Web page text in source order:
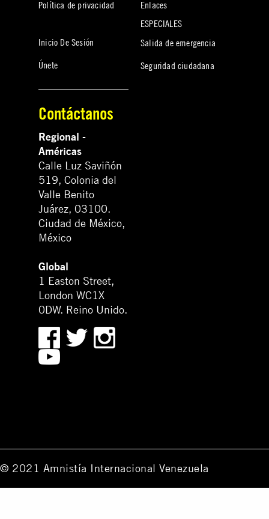
Política de privacidad
Inicio De Sesión
Únete
Enlaces
ESPECIALES
Salida de emergencia
Seguridad ciudadana
Contáctanos
Regional -
Américas
Calle Luz Saviñón
519, Colonia del
Valle Benito
Juárez, 03100.
Ciudad de México,
México
Global
1 Easton Street,
London WC1X
0DW. Reino Unido.
© 2021 Amnistía Internacional Venezuela